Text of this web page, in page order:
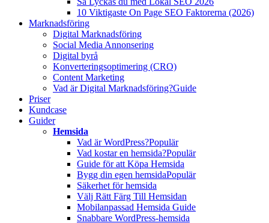
10 Viktigaste On Page SEO Faktorerna (2026)
Marknadsföring
Digital Marknadsföring
Social Media Annonsering
Digital byrå
Konverteringsoptimering (CRO)
Content Marketing
Vad är Digital Marknadsföring?Guide
Priser
Kundcase
Guider
Hemsida
Vad är WordPress?Populär
Vad kostar en hemsida?Populär
Guide för att Köpa Hemsida
Bygg din egen hemsidaPopulär
Säkerhet för hemsida
Välj Rätt Färg Till Hemsidan
Mobilanpassad Hemsida Guide
Snabbare WordPress-hemsida